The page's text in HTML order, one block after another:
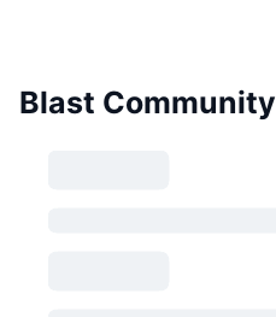
Blast Community